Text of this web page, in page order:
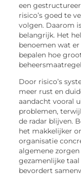
een
risico’s goed te
volgen. Daarom
belangrijk. Het
benoemen wat
bepalen hoe
Door risico’s
meer rust en
aandacht vooral
problemen,
de radar blijven.
het makkelijker
organisatie
algemene
gezamenlijke
bevordert